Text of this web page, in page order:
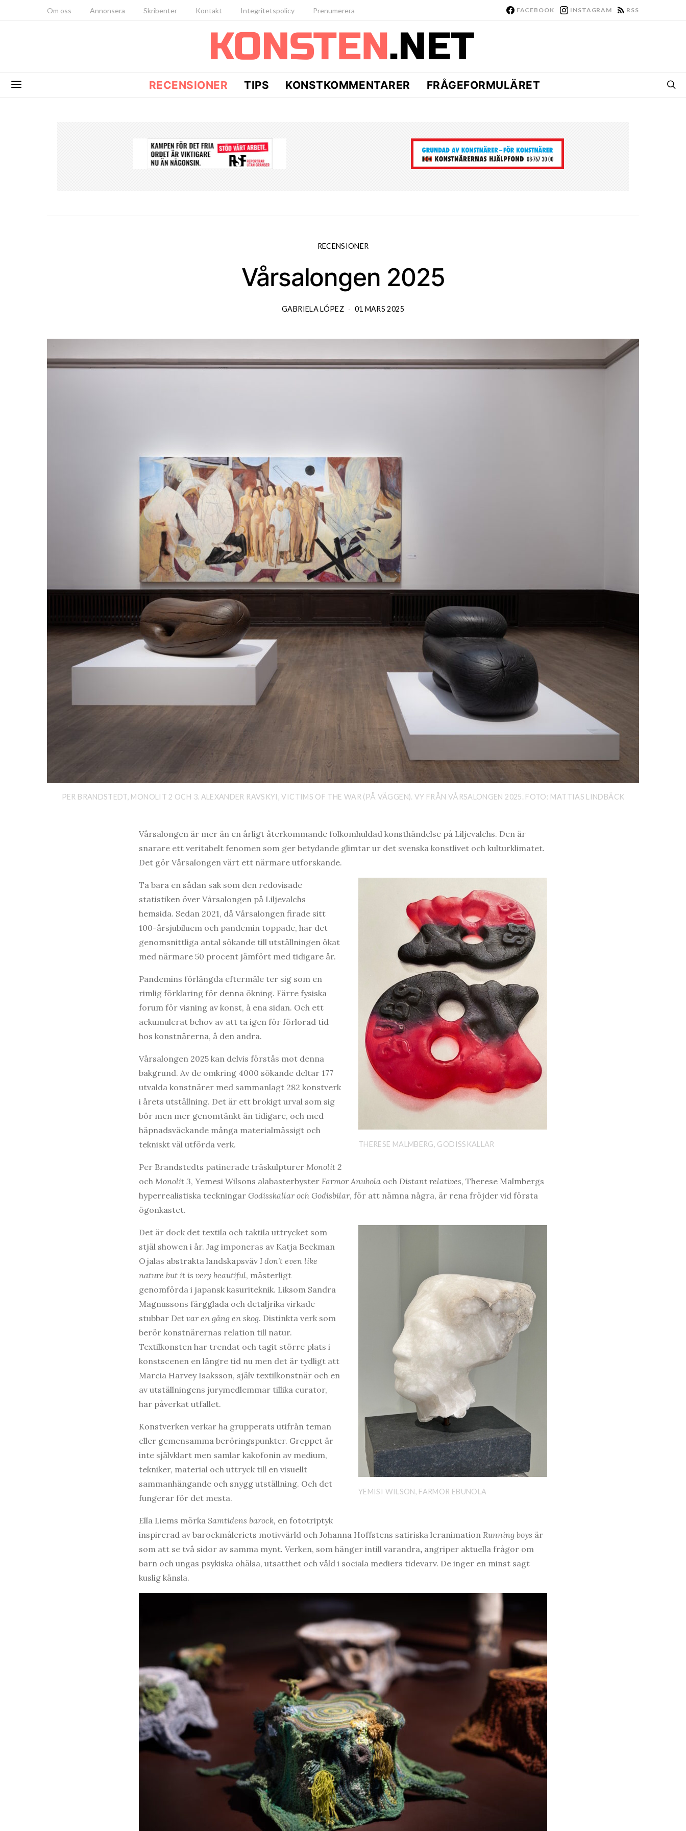
Om oss Annonsera Skribenter Kontakt Integritetspolicy Prenumerera FACEBOOK INSTAGRAM RSS
RECENSIONER TIPS KONSTKOMMENTARER FRÅGEFORMULÄRET
RECENSIONER
Vårsalongen 2025
GABRIELA LÓPEZ 01 MARS 2025
PER BRANDSTEDT, MONOLIT 2 OCH 3. ALEXANDER RAVSKYI, VICTIMS OF THE WAR (PÅ VÄGGEN). VY FRÅN VÅRSALONGEN 2025. FOTO: MATTIAS LINDBÄCK
Vårsalongen är mer än en årligt återkommande folkomhuldad konsthändelse på Liljevalchs. Den är
snarare ett veritabelt fenomen som ger betydande glimtar ur det svenska konstlivet och kulturklimatet.
Det gör Vårsalongen värt ett närmare utforskande.
THERESE MALMBERG, GODISSKALLAR
Ta bara en sådan sak som den redovisade
statistiken över Vårsalongen på Liljevalchs
hemsida. Sedan 2021, då Vårsalongen firade sitt
100-årsjubiluem och pandemin toppade, har det
genomsnittliga antal sökande till utställningen ökat
med närmare 50 procent jämfört med tidigare år.
Pandemins förlängda eftermäle ter sig som en
rimlig förklaring för denna ökning. Färre fysiska
forum för visning av konst, å ena sidan. Och ett
ackumulerat behov av att ta igen för förlorad tid
hos konstnärerna, å den andra.
Vårsalongen 2025 kan delvis förstås mot denna
bakgrund. Av de omkring 4000 sökande deltar 177
utvalda konstnärer med sammanlagt 282 konstverk
i årets utställning. Det är ett brokigt urval som sig
bör men mer genomtänkt än tidigare, och med
häpnadsväckande många materialmässigt och
tekniskt väl utförda verk.
Per Brandstedts patinerade träskulpturer Monolit 2
och Monolit 3, Yemesi Wilsons alabasterbyster Farmor Anubola och Distant relatives, Therese Malmbergs
hyperrealistiska teckningar Godisskallar och Godisbilar, för att nämna några, är rena fröjder vid första
ögonkastet.
YEMISI WILSON, FARMOR EBUNOLA
Det är dock det textila och taktila uttrycket som
stjäl showen i år. Jag imponeras av Katja Beckman
Ojalas abstrakta landskapsväv I don’t even like
nature but it is very beautiful, mästerligt
genomförda i japansk kasuriteknik. Liksom Sandra
Magnussons färgglada och detaljrika virkade
stubbar Det var en gång en skog. Distinkta verk som
berör konstnärernas relation till natur.
Textilkonsten har trendat och tagit större plats i
konstscenen en längre tid nu men det är tydligt att
Marcia Harvey Isaksson, själv textilkonstnär och en
av utställningens jurymedlemmar tillika curator,
har påverkat utfallet.
Konstverken verkar ha grupperats utifrån teman
eller gemensamma beröringspunkter. Greppet är
inte självklart men samlar kakofonin av medium,
tekniker, material och uttryck till en visuellt
sammanhängande och snygg utställning. Och det
fungerar för det mesta.
Ella Liems mörka Samtidens barock, en fototriptyk
inspirerad av barockmåleriets motivvärld och Johanna Hoffstens satiriska leranimation Running boys är
som att se två sidor av samma mynt. Verken, som hänger intill varandra, angriper aktuella frågor om
barn och ungas psykiska ohälsa, utsatthet och våld i sociala mediers tidevarv. De inger en minst sagt
kuslig känsla.